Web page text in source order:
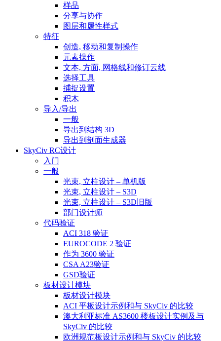
样品
分享与协作
图层和属性样式
特征
创造, 移动和复制操作
元素操作
文本, 方面, 网格线和修订云线
选择工具
捕捉设置
积木
导入/导出
一般
导出到结构 3D
导出到剖面生成器
SkyCiv RC设计
入门
一般
光束, 立柱设计 – 单机版
光束, 立柱设计 – S3D
光束, 立柱设计 – S3D旧版
部门设计师
代码验证
ACI 318 验证
EUROCODE 2 验证
作为 3600 验证
CSA A23验证
GSD验证
板材设计模块
板材设计模块
ACI 平板设计示例和与 SkyCiv 的比较
澳大利亚标准 AS3600 楼板设计实例及与
SkyCiv 的比较
欧洲规范板设计示例和与 SkyCiv 的比较